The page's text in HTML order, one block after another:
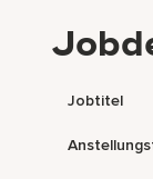
Jobtitel